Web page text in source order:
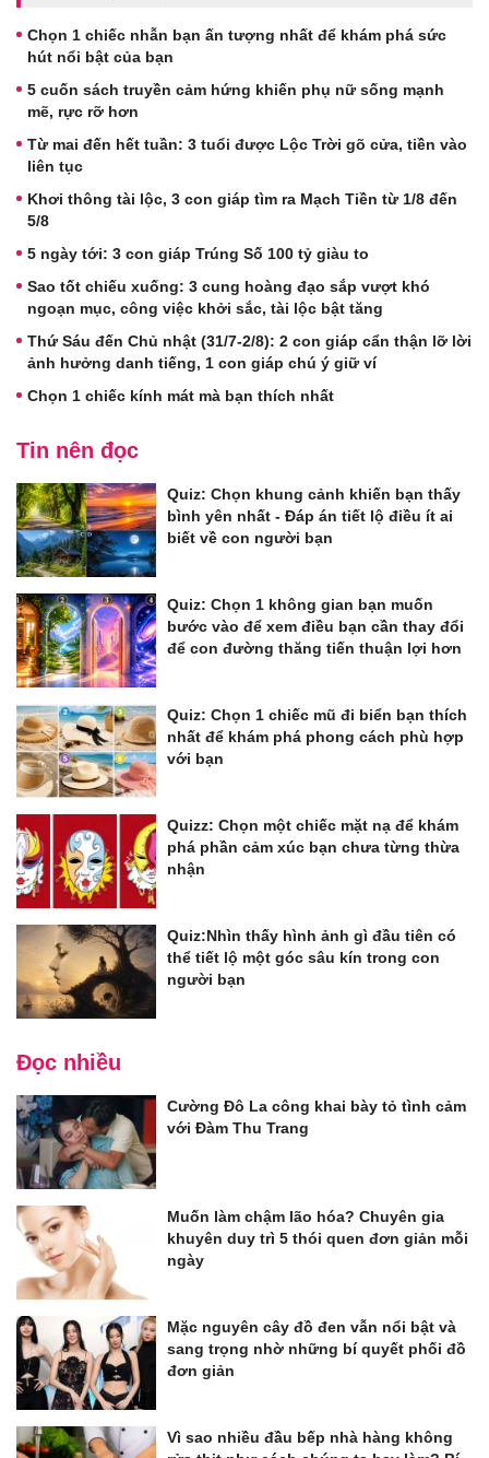
Chọn 1 chiếc nhẫn bạn ấn tượng nhất để khám phá sức
hút nổi bật của bạn
5 cuốn sách truyền cảm hứng khiến phụ nữ sống mạnh
mẽ, rực rỡ hơn
Từ mai đến hết tuần: 3 tuổi được Lộc Trời gõ cửa, tiền vào
liên tục
Khơi thông tài lộc, 3 con giáp tìm ra Mạch Tiền từ 1/8 đến
5/8
5 ngày tới: 3 con giáp Trúng Số 100 tỷ giàu to
Sao tốt chiếu xuống: 3 cung hoàng đạo sắp vượt khó
ngoạn mục, công việc khởi sắc, tài lộc bật tăng
Thứ Sáu đến Chủ nhật (31/7-2/8): 2 con giáp cẩn thận lỡ lời
ảnh hưởng danh tiếng, 1 con giáp chú ý giữ ví
Chọn 1 chiếc kính mát mà bạn thích nhất
Tin nên đọc
Quiz: Chọn khung cảnh khiến bạn thấy
bình yên nhất - Đáp án tiết lộ điều ít ai
biết về con người bạn
Quiz: Chọn 1 không gian bạn muốn
bước vào để xem điều bạn cần thay đổi
để con đường thăng tiến thuận lợi hơn
Quiz: Chọn 1 chiếc mũ đi biển bạn thích
nhất để khám phá phong cách phù hợp
với bạn
Quizz: Chọn một chiếc mặt nạ để khám
phá phần cảm xúc bạn chưa từng thừa
nhận
Quiz:Nhìn thấy hình ảnh gì đầu tiên có
thể tiết lộ một góc sâu kín trong con
người bạn
Đọc nhiều
Cường Đô La công khai bày tỏ tình cảm
với Đàm Thu Trang
Muốn làm chậm lão hóa? Chuyên gia
khuyên duy trì 5 thói quen đơn giản mỗi
ngày
Mặc nguyên cây đồ đen vẫn nổi bật và
sang trọng nhờ những bí quyết phối đồ
đơn giản
Vì sao nhiều đầu bếp nhà hàng không